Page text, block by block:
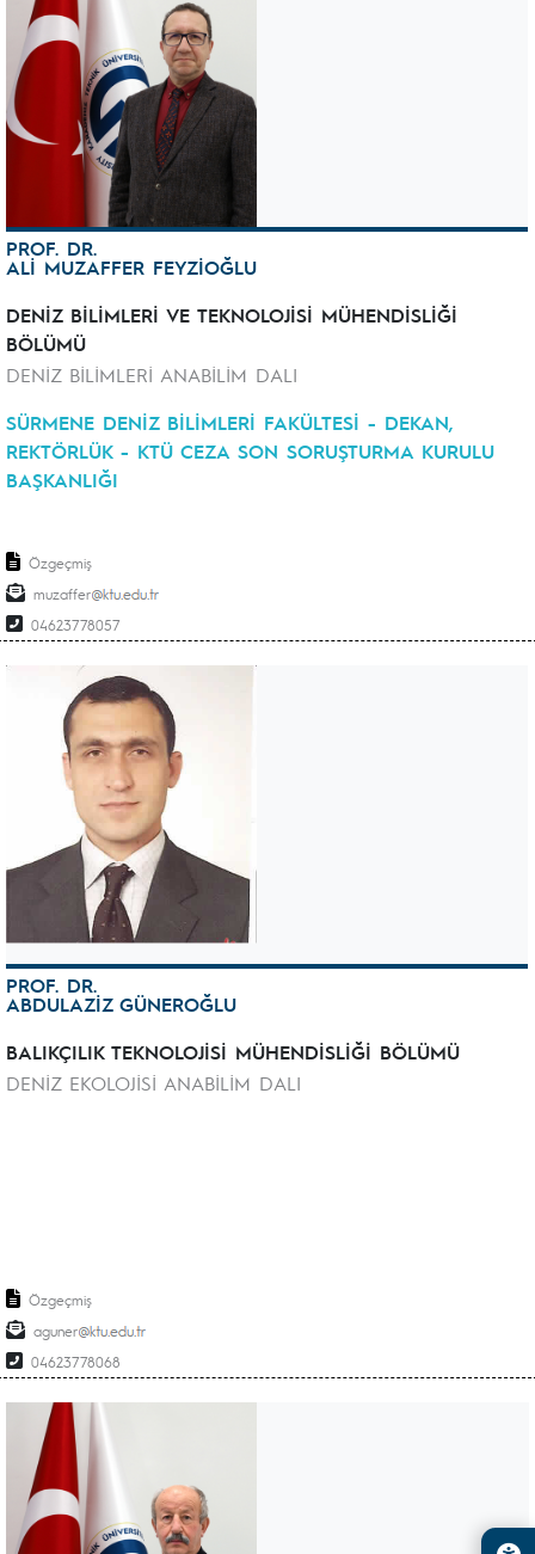
PROF. DR.
ALİ MUZAFFER FEYZİOĞLU
DENİZ BİLİMLERİ VE TEKNOLOJİSİ MÜHENDİSLİĞİ
BÖLÜMÜ
DENİZ BİLİMLERİ ANABİLİM DALI
SÜRMENE DENİZ BİLİMLERİ FAKÜLTESİ - DEKAN,
REKTÖRLÜK - KTÜ CEZA SON SORUŞTURMA KURULU
BAŞKANLIĞI
Özgeçmiş
muzaffer
04623778057
PROF. DR.
ABDULAZİZ GÜNEROĞLU
BALIKÇILIK TEKNOLOJİSİ MÜHENDİSLİĞİ BÖLÜMÜ
DENİZ EKOLOJİSİ ANABİLİM DALI
Özgeçmiş
aguner
04623778068